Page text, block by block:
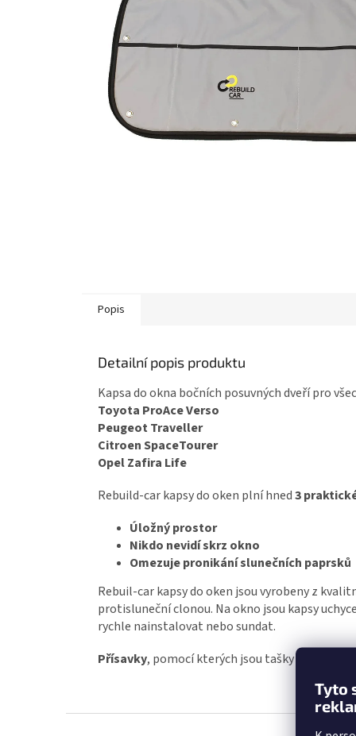
Tyto
Popis
Detailní popis produktu
Kapsa do okna bočních posuvných dveří pro
Toyota ProAce Verso
Peugeot Traveller
Citroen SpaceTourer
Opel Zafira Life
Rebuild-car kapsy do oken plní hned3
Úložný prostor
Nikdo nevidí skrz okno
Omezuje pronikání slunečních paprsků
Rebuil-car kapsy do oken jsou vyrobeny z
protisluneční clonou. Na okno jsou kapsy
rychle nainstalovat nebo sundat.
Přísavky, pomocí kterých jsou tašky uchyceny